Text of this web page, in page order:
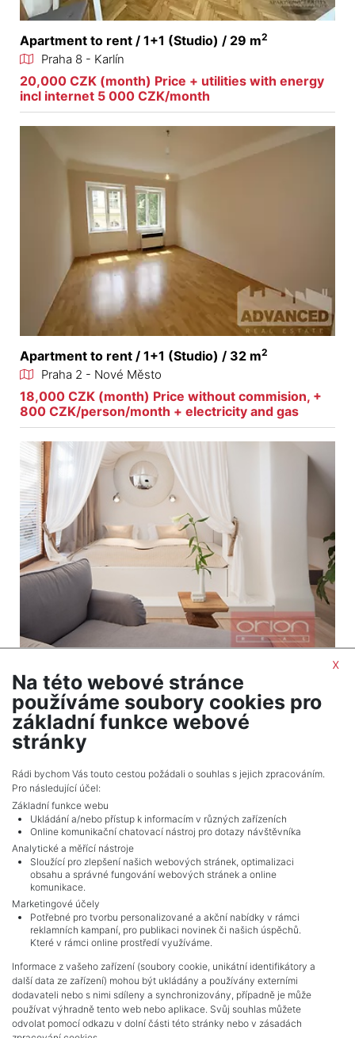
Apartment to rent / 1+1 (Studio) / 29 m2
Praha 8 - Karlín
20,000 CZK (month) Price + utilities with energy
incl internet 5 000 CZK/month
Apartment to rent / 1+1 (Studio) / 32 m2
Praha 2 - Nové Město
18,000 CZK (month) Price without commision, +
800 CZK/person/month + electricity and gas
Apartment to rent / 1+1 (Studio) / 55 m
Praha 5 - Košíře
33,000 CZK (month) Price + house charges 4000
CZK, security deposit 33000 CZK
Adverts total6.
NAVIGACE
Terms and conditions
Protection of personal data
Real estate's
Contact
Cookie processing
x
Na této webové stránce
používáme soubory cookies pro
základní funkce webové
stránky
Rádi bychom Vás touto cestou požádali o souhlas s jejich zpracováním.
Pro následující účel:
Základní funkce webu
Ukládání a/nebo přístup k informacím v různých zařízeních
Online komunikační chatovací nástroj pro dotazy návštěvníka
Analytické a měřící nástroje
Sloužící pro zlepšení našich webových stránek, optimalizaci
obsahu a správné fungování webových stránek a online
komunikace.
Marketingové účely
Potřebné pro tvorbu personalizované a akční nabídky v rámci
reklamních kampaní, pro publikaci novinek či našich úspěchů.
Které v rámci online prostředí využíváme.
Informace z vašeho zařízení (soubory cookie, unikátní identifikátory a
další data ze zařízení) mohou být ukládány a používány externími
dodavateli nebo s nimi sdíleny a synchronizovány, případně je může
používat výhradně tento web nebo aplikace. Svůj souhlas můžete
odvolat pomocí odkazu v dolní části této stránky nebo v zásadách